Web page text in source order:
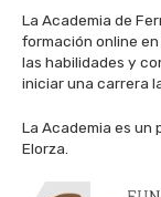
La Academia de
formación online
las habilidades y
iniciar una carrera
La Academia es un
Elorza.